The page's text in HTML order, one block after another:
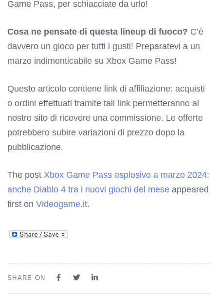
Game Pass, per schiacciate da urlo!
Cosa ne pensate di questa lineup di fuoco? C’è
davvero un gioco per tutti i gusti! Preparatevi a un
marzo indimenticabile su Xbox Game Pass!
Questo articolo contiene link di affiliazione: acquisti
o ordini effettuati tramite tali link permetteranno al
nostro sito di ricevere una commissione. Le offerte
potrebbero subire variazioni di prezzo dopo la
pubblicazione.
The post Xbox Game Pass esplosivo a marzo 2024:
anche Diablo 4 tra i nuovi giochi del mese appeared
first on Videogame.it.
SHARE ON